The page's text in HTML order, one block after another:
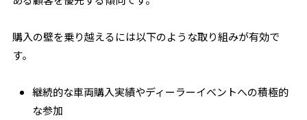
購入の壁を乗り越えるには以下のような取り組みが有効で
す。
継続的な車両購入実績やディーラーイベントへの積極的
な参加